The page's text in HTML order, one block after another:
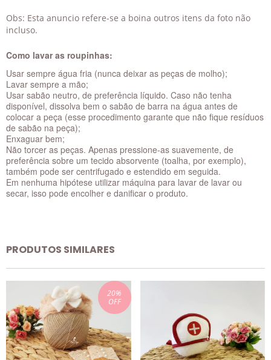
Obs: Esta anuncio refere-se a boina outros itens da foto não
incluso.
Como lavar as roupinhas:
Usar sempre água fria (nunca deixar as peças de molho);
Lavar sempre a mão;
Usar sabão neutro, de preferência líquido. Caso não tenha
disponível, dissolva bem o sabão de barra na água antes de
colocar a peça (esse procedimento garante que não fique resíduos
de sabão na peça);
Enxaguar bem;
Não torcer as peças. Apenas pressione-as suavemente, de
preferência sobre um tecido absorvente (toalha, por exemplo),
também pode ser centrifugado e estendido em seguida.
Em nenhuma hipótese utilizar máquina para lavar de lavar ou
secar, isso pode encolher e danificar o produto.
PRODUTOS SIMILARES
20%
OFF